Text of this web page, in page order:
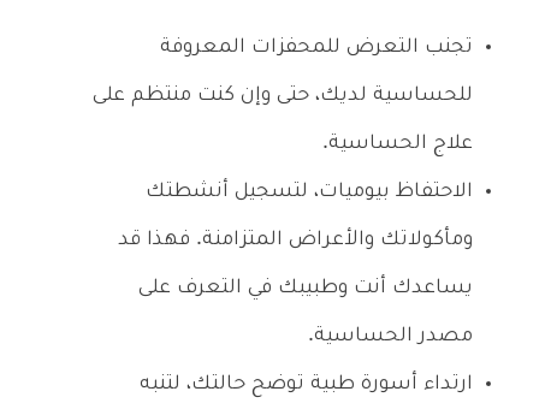
تجنب التعرض للمحفزات المعروفة
للحساسية لديك، حتى وإن كنت منتظم على
علاج الحساسية.
الاحتفاظ بيوميات، لتسجيل أنشطتك
ومأكولاتك والأعراض المتزامنة. فهذا قد
يساعدك أنت وطبيبك في التعرف على
مصدر الحساسية.
ارتداء أسورة طبية توضح حالتك، لتنبه